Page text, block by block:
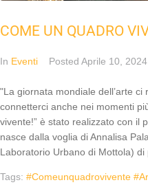
COME UN QUADRO
In Eventi Posted Aprile 10, 2024
"La giornata mondiale dell’arte ci
connetterci anche nei momenti
vivente!” è stato realizzato con il
nasce dalla voglia di Annalisa
Laboratorio Urbano di Mottola) di
Tags: #comeunquadrovivente